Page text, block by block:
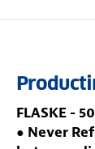
FLASKE -
● Never